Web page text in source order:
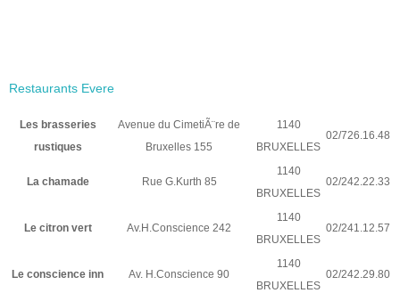
Restaurants Evere
Les brasseries
rustiques
Avenue du CimetiÃ¨re de
Bruxelles 155
1140
BRUXELLES
02/726.16.48
La chamade Rue G.Kurth 85
1140
BRUXELLES
02/242.22.33
Le citron vert Av.H.Conscience 242
1140
BRUXELLES
02/241.12.57
Le conscience inn Av. H.Conscience 90
1140
BRUXELLES
02/242.29.80